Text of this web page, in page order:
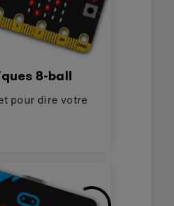
8-ball
pour dire votre